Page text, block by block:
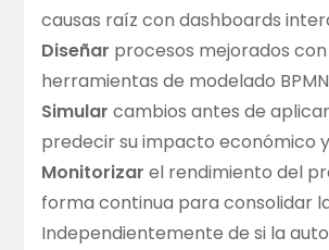
causas raíz con dashboards
Diseñar procesos mejorados con
herramientas de modelado BPMN
Simular cambios antes de
predecir su impacto económico
Monitorizar el rendimiento del
forma continua para consolidar
Independientemente de si la